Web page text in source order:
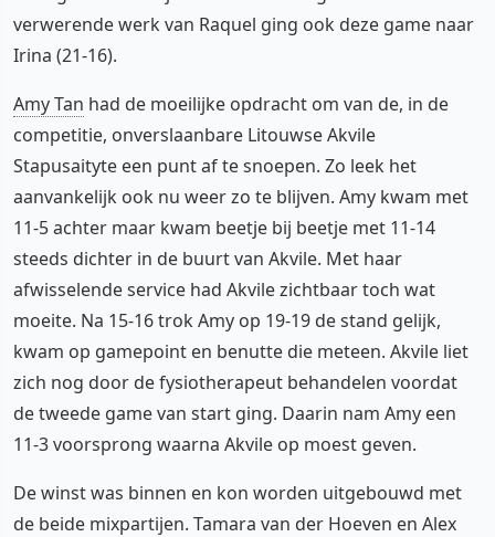
verwerende werk van Raquel ging ook deze game naar
Irina (21-16).
Amy Tan had de moeilijke opdracht om van de, in de
competitie, onverslaanbare Litouwse Akvile
Stapusaityte een punt af te snoepen. Zo leek het
aanvankelijk ook nu weer zo te blijven. Amy kwam met
11-5 achter maar kwam beetje bij beetje met 11-14
steeds dichter in de buurt van Akvile. Met haar
afwisselende service had Akvile zichtbaar toch wat
moeite. Na 15-16 trok Amy op 19-19 de stand gelijk,
kwam op gamepoint en benutte die meteen. Akvile liet
zich nog door de fysiotherapeut behandelen voordat
de tweede game van start ging. Daarin nam Amy een
11-3 voorsprong waarna Akvile op moest geven.
De winst was binnen en kon worden uitgebouwd met
de beide mixpartijen. Tamara van der Hoeven en Alex